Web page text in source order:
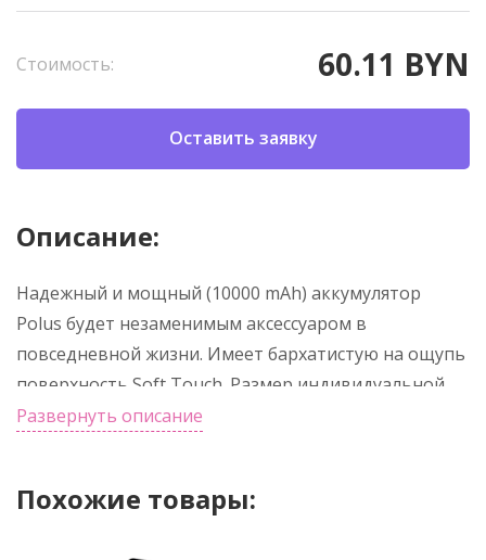
Стоимость: 60.11 BYN
Оставить заявку
Описание:
Надежный и мощный (10000 mAh) аккумулятор
Polus будет незаменимым аксессуаром в
повседневной жизни. Имеет бархатистую на ощупь
поверхность Soft Touch. Размер индивидуальной
упаковки: 19.5*9*2см. Заряжать данный
классический разъем Micro-USB, находящегося в
Развернуть описание
Похожие товары: